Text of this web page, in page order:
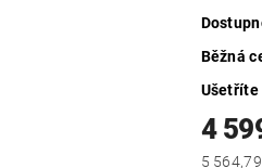
Běžná
Ušetříte
4